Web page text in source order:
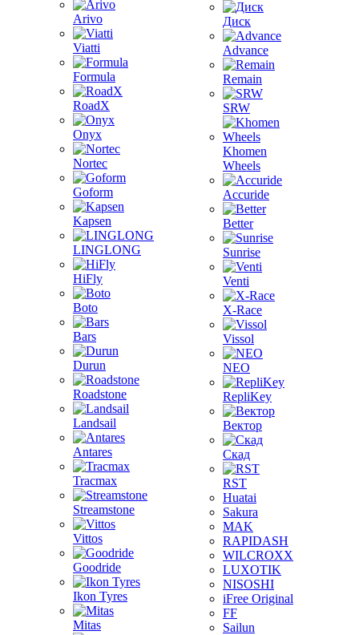
Arivo
Viatti
Formula
RoadX
Onyx
Nortec
Goform
Kapsen
LINGLONG
HiFly
Boto
Bars
Durun
Roadstone
Landsail
Antares
Tracmax
Streamstone
Vittos
Goodride
Ikon Tyres
Mitas
Диск
Advance
Remain
SRW
Khomen
Wheels
Accuride
Better
Sunrise
Venti
X-Race
Vissol
NEO
RepliKey
Вектор
Скад
RST
Huatai
Sakura
MAK
RAPIDASH
WILCROXX
LUXOTIK
NISOSHI
iFree Original
FF
Sailun